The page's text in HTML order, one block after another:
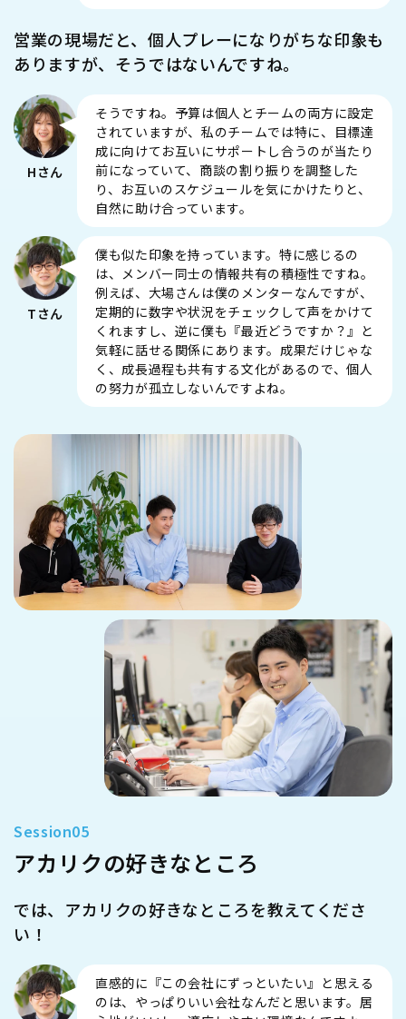
営業の現場だと、個人プレーになりがちな印象も
ありますが、そうではないんですね。
Hさん
そうですね。予算は個人とチームの両方に設定
されていますが、私のチームでは特に、目標達
成に向けてお互いにサポートし合うのが当たり
前になっていて、商談の割り振りを調整した
り、お互いのスケジュールを気にかけたりと、
自然に助け合っています。
Tさん
僕も似た印象を持っています。特に感じるの
は、メンバー同士の情報共有の積極性ですね。
例えば、大場さんは僕のメンターなんですが、
定期的に数字や状況をチェックして声をかけて
くれますし、逆に僕も『最近どうですか？』と
気軽に話せる関係にあります。成果だけじゃな
く、成長過程も共有する文化があるので、個人
の努力が孤立しないんですよね。
アカリクの好きなところ
では、アカリクの好きなところを教えてくださ
い！
直感的に『この会社にずっといたい』と思える
のは、やっぱりいい会社なんだと思います。居